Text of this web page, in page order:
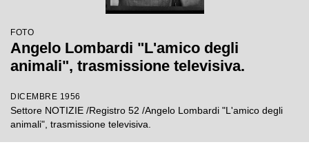
FOTO
Angelo Lombardi "L'amico degli
animali", trasmissione televisiva.
DICEMBRE 1956
Settore NOTIZIE /Registro 52 /Angelo Lombardi "L'amico degli
animali", trasmissione televisiva.